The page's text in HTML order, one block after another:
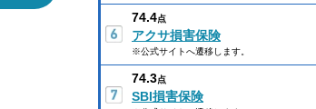
74.4点
アクサ損害保険
※公式サイトへ遷移します。
74.3点
SBI損害保険